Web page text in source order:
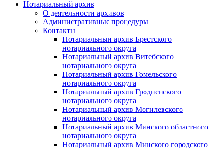
Нотариальный архив
О деятельности архивов
Административные процедуры
Контакты
Нотариальный архив Брестского
нотариального округа
Нотариальный архив Витебского
нотариального округа
Нотариальный архив Гомельского
нотариального округа
Нотариальный архив Гродненского
нотариального округа
Нотариальный архив Могилевского
нотариального округа
Нотариальный архив Минского областного
нотариального округа
Нотариальный архив Минского городского